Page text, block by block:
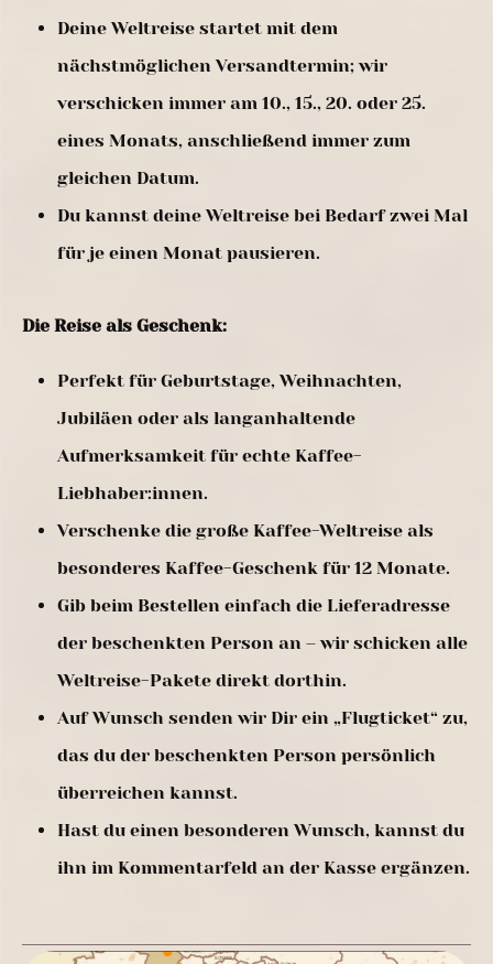
Deine Weltreise startet mit dem
nächstmöglichen Versandtermin; wir
verschicken immer am 10., 15., 20. oder 25.
eines Monats, anschließend immer zum
gleichen Datum.
Du kannst deine Weltreise bei Bedarf zwei Mal
für je einen Monat pausieren.
Die Reise als Geschenk:
Perfekt für Geburtstage, Weihnachten,
Jubiläen oder als langanhaltende
Aufmerksamkeit für echte Kaffee-
Liebhaber:innen.
Verschenke die große Kaffee-Weltreise als
besonderes Kaffee-Geschenk für 12 Monate.
Gib beim Bestellen einfach die Lieferadresse
der beschenkten Person an – wir schicken alle
Weltreise-Pakete direkt dorthin.
Auf Wunsch senden wir Dir ein „Flugticket“ zu,
das du der beschenkten Person persönlich
überreichen kannst.
Hast du einen besonderen Wunsch, kannst du
ihn im Kommentarfeld an der Kasse ergänzen.